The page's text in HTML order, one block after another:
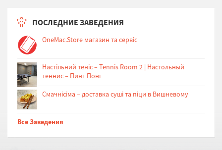
ПОСЛЕДНИЕ ЗАВЕДЕНИЯ
OneMac.Store магазин та сервіс
Настільний теніс – Tennis Room 2 | Настольный
теннис – Пинг Понг
Cмачнісіма – доставка суші та піци в Вишневому
Все Заведения